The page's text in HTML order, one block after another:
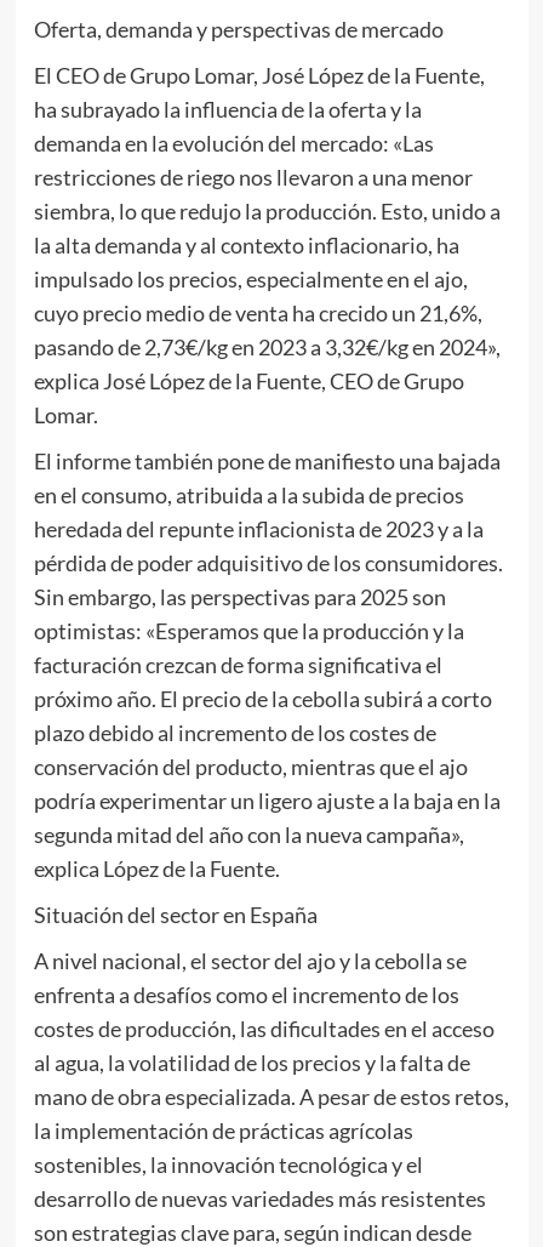
Oferta, demanda y perspectivas de mercado
El CEO de Grupo Lomar, José López de la Fuente,
ha subrayado la influencia de la oferta y la
demanda en la evolución del mercado: «Las
restricciones de riego nos llevaron a una menor
siembra, lo que redujo la producción. Esto, unido a
la alta demanda y al contexto inflacionario, ha
impulsado los precios, especialmente en el ajo,
cuyo precio medio de venta ha crecido un 21,6%,
pasando de 2,73€/kg en 2023 a 3,32€/kg en 2024»,
explica José López de la Fuente, CEO de Grupo
Lomar.
El informe también pone de manifiesto una bajada
en el consumo, atribuida a la subida de precios
heredada del repunte inflacionista de 2023 y a la
pérdida de poder adquisitivo de los consumidores.
Sin embargo, las perspectivas para 2025 son
optimistas: «Esperamos que la producción y la
facturación crezcan de forma significativa el
próximo año. El precio de la cebolla subirá a corto
plazo debido al incremento de los costes de
conservación del producto, mientras que el ajo
podría experimentar un ligero ajuste a la baja en la
segunda mitad del año con la nueva campaña»,
explica López de la Fuente.
Situación del sector en España
A nivel nacional, el sector del ajo y la cebolla se
enfrenta a desafíos como el incremento de los
costes de producción, las dificultades en el acceso
al agua, la volatilidad de los precios y la falta de
mano de obra especializada. A pesar de estos retos,
la implementación de prácticas agrícolas
sostenibles, la innovación tecnológica y el
desarrollo de nuevas variedades más resistentes
son estrategias clave para, según indican desde